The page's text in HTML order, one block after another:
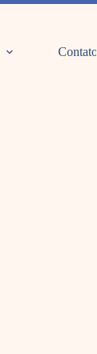
Contato